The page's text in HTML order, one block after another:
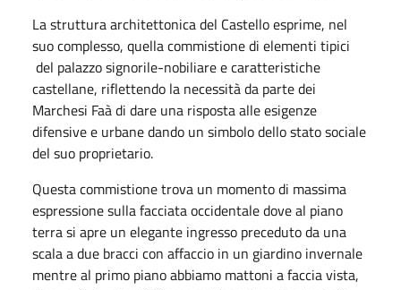
La struttura architettonica del Castello esprime, nel
suo complesso, quella commistione di elementi tipici
del palazzo signorile-nobiliare e caratteristiche
castellane, riflettendo la necessità da parte dei
Marchesi Faà di dare una risposta alle esigenze
difensive e urbane dando un simbolo dello stato sociale
del suo proprietario.
Questa commistione trova un momento di massima
espressione sulla facciata occidentale dove al piano
terra si apre un elegante ingresso preceduto da una
scala a due bracci con affaccio in un giardino invernale
mentre al primo piano abbiamo mattoni a faccia vista,